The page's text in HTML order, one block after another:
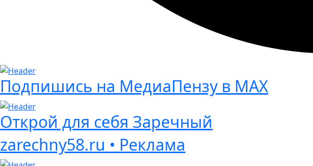
Подпишись на МедиаПензу в МАХ
Открой для себя Заречный
zarechny58.ru • Реклама